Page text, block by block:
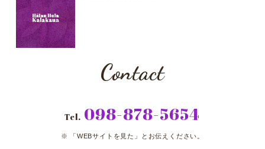
Contact
Tel. 098-878-5654
「WEBサイトを見た」とお伝えください。